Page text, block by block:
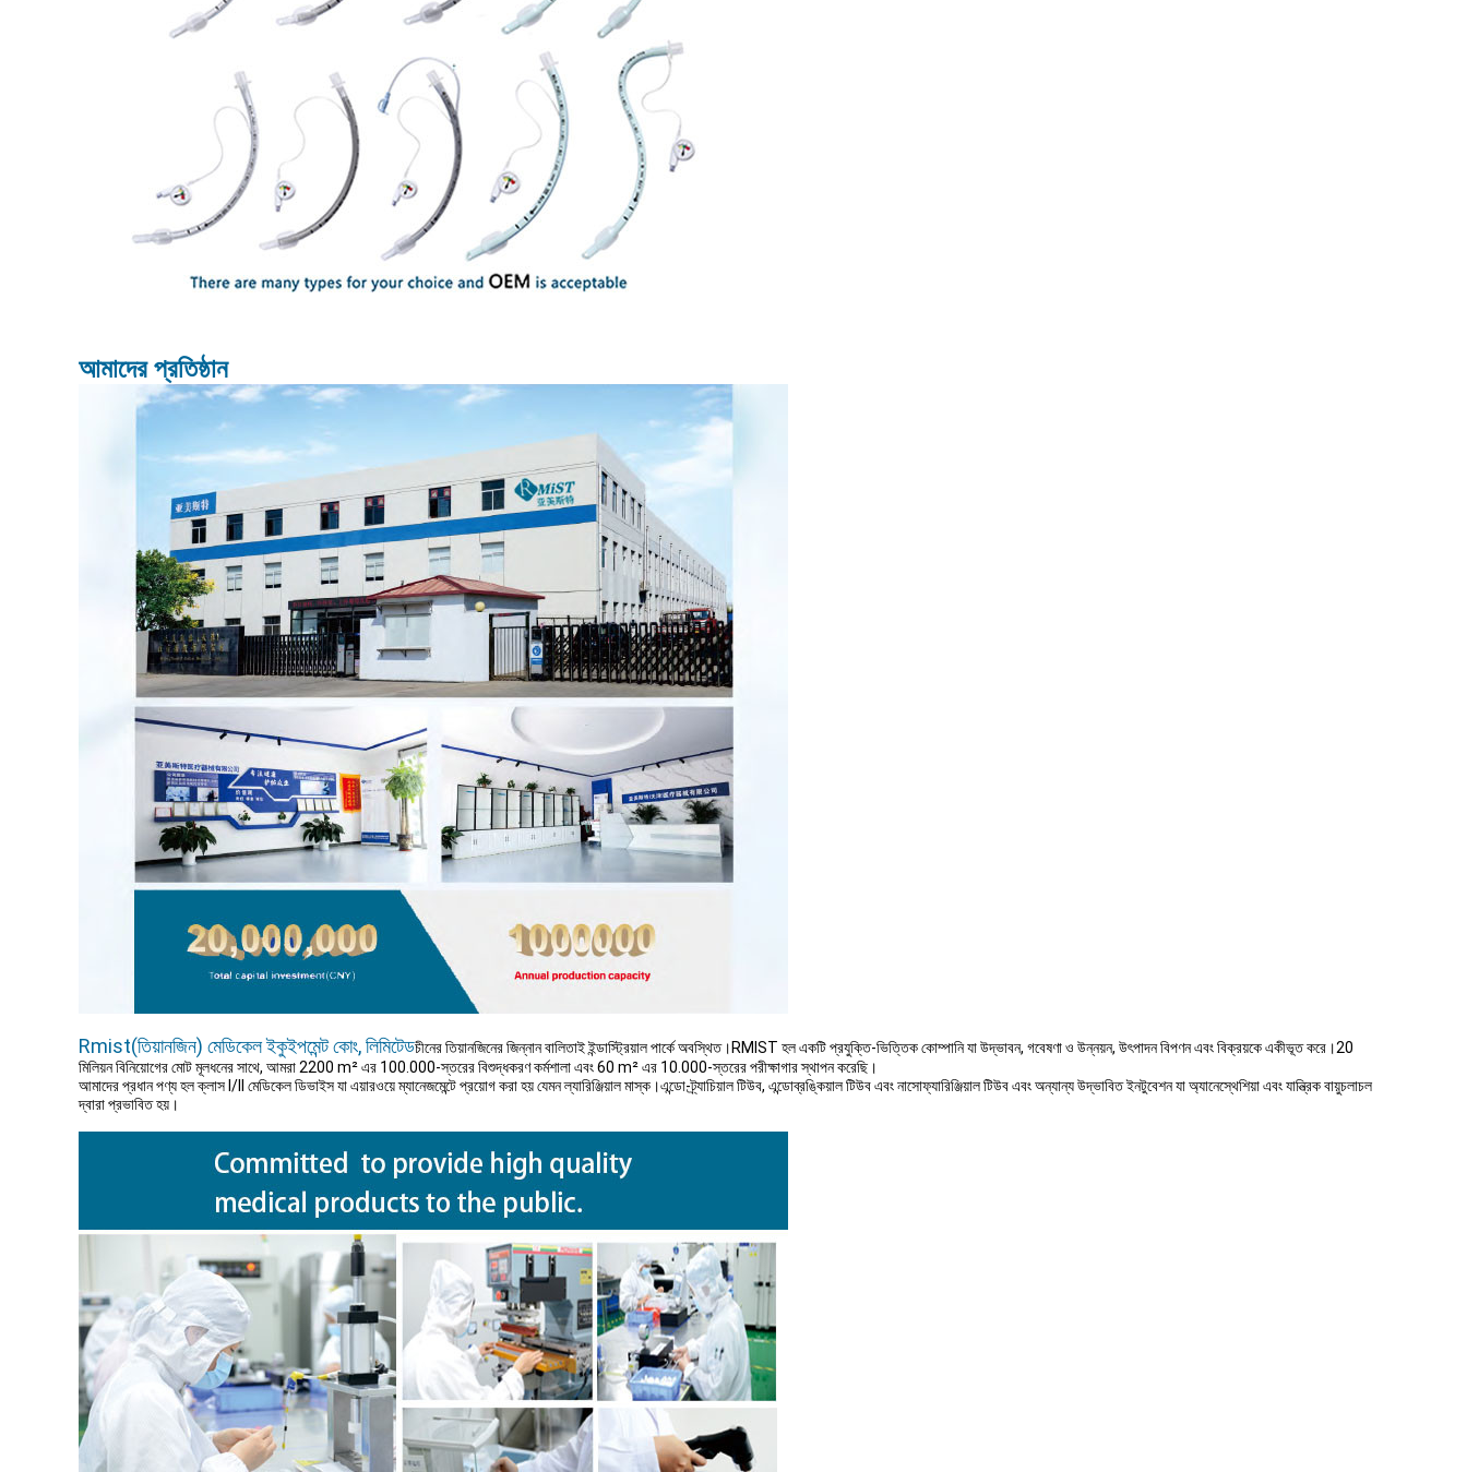
আমাদের প্রতিষ্ঠান
Rmist(তিয়ানজিন) মেডিকেল ইকুইপমেন্ট কোং, লিমিটেডচীনের তিয়ানজিনের জিন্নান বালিতাই ইন্ডাস্ট্রিয়াল পার্কে অবস্থিত।RMIST হল একটি প্রযুক্তি-ভিত্তিক কোম্পানি যা উদ্ভাবন, গবেষণা ও উন্নয়ন, উৎপাদন বিপণন এবং বিক্রয়কে একীভূত করে।20
মিলিয়ন বিনিয়োগের মোট মূলধনের সাথে, আমরা 2200 m² এর 100.000-স্তরের বিশুদ্ধকরণ কর্মশালা এবং 60 m² এর 10.000-স্তরের পরীক্ষাগার স্থাপন করেছি।
আমাদের প্রধান পণ্য হল ক্লাস I/ll মেডিকেল ডিভাইস যা এয়ারওয়ে ম্যানেজমেন্টে প্রয়োগ করা হয় যেমন ল্যারিঞ্জিয়াল মাস্ক।এন্ডো-ট্র্যাচিয়াল টিউব, এন্ডোব্রঙ্কিয়াল টিউব এবং নাসোফ্যারিঞ্জিয়াল টিউব এবং অন্যান্য উদ্ভাবিত ইনটুবেশন যা অ্যানেস্থেশিয়া এবং যান্ত্রিক বায়ুচলাচল
দ্বারা প্রভাবিত হয়।